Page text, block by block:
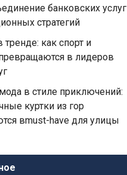
банковских услуг
стратегий
как спорт и
в лидеров
в стиле приключений:
куртки из гор
вmust-have для улицы